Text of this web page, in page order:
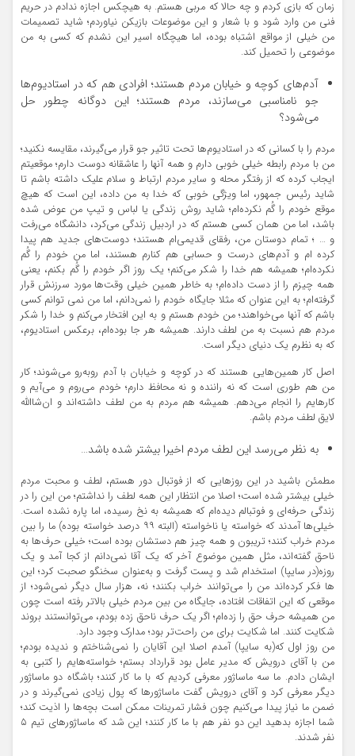
زمان که بازی کردم و چه حالا که مربی هستم. به هیچکس اجازه ندادم در حریم
فنی من وارد شود و با شعار و این موضوعات بازیکن نیاوردم؛ شاید تصمیمات
من خیلی از مواقع اشتباه بوده، اما هیچگاه اسیر این نشدم که کسی به من
موضوعی را تحمیل کند.
آدم‌های کوچه و خیابان مردم هستند؛ افرادی هم که در استادیوم‌ها
جو نامناسبی می‌سازند، مردم هستند؛ این دوگانه چطور حل
می‌شود؟
مردم را با کسانی که در استادیوم‌ها تحت تاثیر جو قرار می‌گیرند، مقایسه نکنید؛
من با مردم رابطه خیلی خوبی دارم و همه آنها را عاشقانه دوست دارم؛ موقعیتم
ایجاب کرده که از رفتگر محله و سایر مردم ارتباط و سلام علیک داشته باشم تا
شاید رئیس جمهور، اما ویژگی خوبی که خدا به من داده، این است که هیچ
موقع خودم را گُم نکرده‌ام؛ شاید روش زندگی یا لباس و تیپ من عوض شده
باشد، اما من همان کسی هستم که در اردبیل زندگی می‌کرد، دانشگاه می‌رفت
و … ؛ تمام دوستان من، رفقای قدیمی‌ام هستند؛ دوست‌های جدید هم پیدا
کرده ‌ام و آدم‌های درست و حسابی هم کنارم هستند، اما من خودم را گُم
نکرده‌ام؛ همیشه هم خدا را شکر می‌کنم؛ یک روز اگر خودم را گُم بکنم، یعنی
همه چیزم را از دست داده‌ام؛ به خاطر همین خیلی وقت‌ها مورد سرزنش قرار
گرفته‌ام؛ به این عنوان که مثلا جایگاه خودم را نمی‌دانم، اما من نمی توانم کسی
باشم که آنها می‌خواهند؛ من خودم هستم و به این افتخار می‌کنم و خدا را شکر
مردم هم نسبت به من لطف دارند. همیشه هر جا بوده‌ام، برعکس استادیوم،
که به نظرم یک دنیای دیگر است.
اصل کار همین‌هایی هستند که در کوچه و خیابان با آدم روبه‌رو می‌شوند؛ کار
من هم طوری است که نه راننده و نه محافظ دارم؛ خودم می‌روم و می‌آیم و
کارهایم را انجام می‌دهم. همیشه هم مردم به من لطف داشته‌اند و ان‌شاالله
لایق لطف مردم باشم.
به نظر می‌رسد این لطف مردم اخیرا بیشتر شده باشد…
مطمئن باشید در این روزهایی که از فوتبال دور هستم، لطف و محبت مردم
خیلی بیشتر شده است؛ اصلا من انتظار این همه لطف را نداشتم؛ من این را در
زندگی حرفه‌ای و فوتبالم دیده‌ام که همیشه به نخ رسیده، اما پاره نشده است.
خیلی‌ها آمدند که خواسته یا ناخواسته (البته ۹۹ درصد خواسته بوده) ما را بین
مردم خراب کنند؛ تریبون و همه چیز هم دستشان بوده است؛ خیلی حرف‌ها به
ناحق گفته‌اند، مثل همین موضوع آخر که یک آقا نمی‌دانم از کجا آمد و یک
روزه(در سایپا) استخدام شد و پست گرفت و به‌عنوان سخنگو صحبت کرد؛ این
ها فکر کرده‌اند من را می‌توانند خراب بکنند؛ نه، هزار سال دیگر نمی‌شود؛ از
موقعی که این اتفاقات افتاده، جایگاه من بین مردم خیلی بالاتر رفته است چون
من همیشه حرف حق را زده‌ام؛ اگر یک حرف ناحق زده بودم، می‌توانستند بروند
شکایت کنند. اما شکایت برای من راحت‌تر بود؛ مدارک وجود دارد.
من روز اول که(به سایپا) آمدم اصلا این آقایان را نمی‌شناختم و ندیده بودم؛
من با آقای درویش که مدیر عامل بود قرارداد بستم؛ خواسته‌هایم را کتبی به
ایشان دادم. ما سه ماساژور معرفی کردیم که با ما کار کنند؛ باشگاه دو ماساژور
دیگر معرفی کرد و آقای درویش گفت ماساژورها که پول زیادی نمی‌گیرند و در
ضمن ما نیاز پیدا می‌کنیم چون فشار تمرینات ممکن است بچه‌ها را اذیت کند؛
شما اجازه بدهید این دو نفر هم با ما کار کنند؛ این شد که ماساژورهای تیم ۵
نفر شدند.